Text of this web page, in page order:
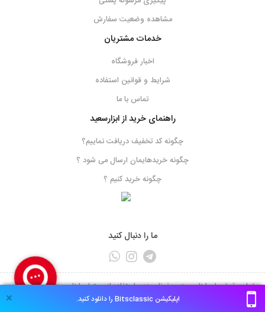
اپلیکیشن Bitsclassic را دانلود کنید. ×
مشاهده وضعیت سفارش
خدمات مشتریان
اخبار فروشگاه
شرایط و قوانین استفاده
تماس با ما
راهنمای خرید از ابزارسعید
چگونه کد تخفیف دریافت نماییم؟
چگونه خریدهایمان ارسال می شود ؟
چگونه خرید کنیم ؟
ما را دنبال کنید
تمام حقوق برای ابزارسعید محفوظ بوده و استفاده از محتوای ابزارسعید تنها با ذکر نام و
درج لینک مستقیم مجاز است،